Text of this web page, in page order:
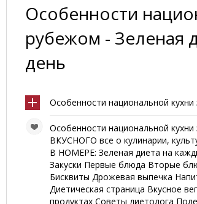
Особенности
рубежом - Зеленая
день
Особенности национальной
Особенности национальной
ВКУСНОГО все о кулинарии,
В НОМЕРЕ: Зеленая диета на
Закуски Первые блюда Вторые
Бисквиты Дрожевая выпечка
Диетическая страница Вкусное
продуктах Советы диетолога